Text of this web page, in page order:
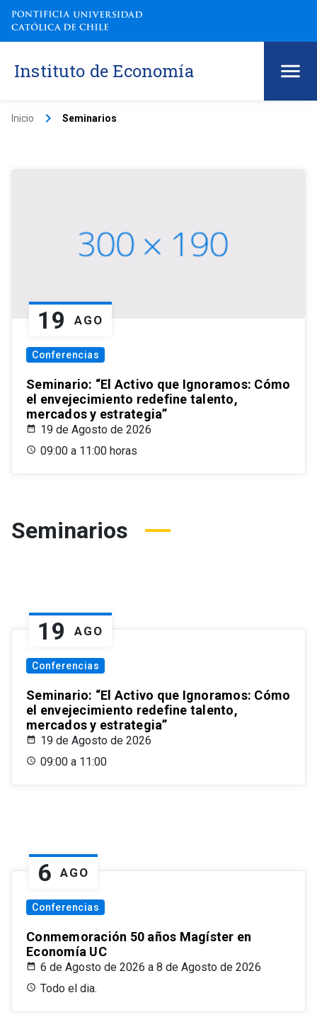
Instituto de Economía
Inicio keyboard_arrow_right Seminarios
19 AGO
Conferencias
Seminario: “El Activo que Ignoramos: Cómo
el envejecimiento redefine talento,
mercados y estrategia”
19 de Agosto de 2026
09:00 a 11:00 horas
Seminarios
19 AGO
Conferencias
Seminario: “El Activo que Ignoramos: Cómo
el envejecimiento redefine talento,
mercados y estrategia”
19 de Agosto de 2026
09:00 a 11:00
6 AGO
Conferencias
Conmemoración 50 años Magíster en
Economía UC
6 de Agosto de 2026 a 8 de Agosto de 2026
Todo el dia.